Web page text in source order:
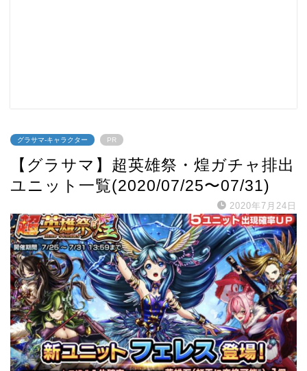
グラサマ-キャラクター PR
【グラサマ】超英雄祭・煌ガチャ排出
ユニット一覧(2020/07/25〜07/31)
2020年7月24日